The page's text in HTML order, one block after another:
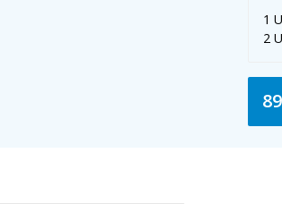
1
2